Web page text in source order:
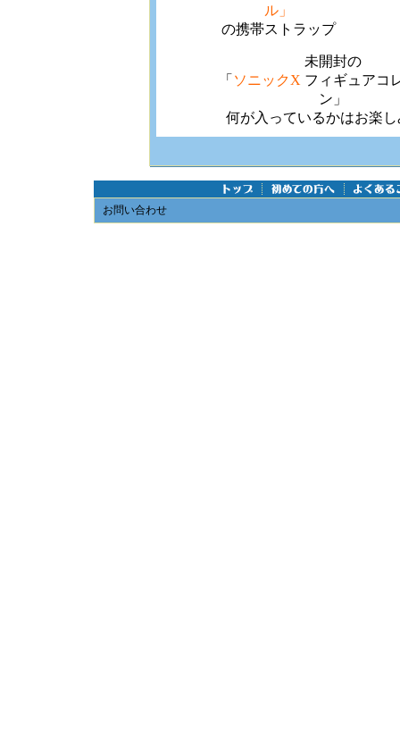
ル」
の携帯ストラップ
未開封の
「 ソニックX フィギュアコ
ン」
何が入っているかはお楽
お問い合わせ